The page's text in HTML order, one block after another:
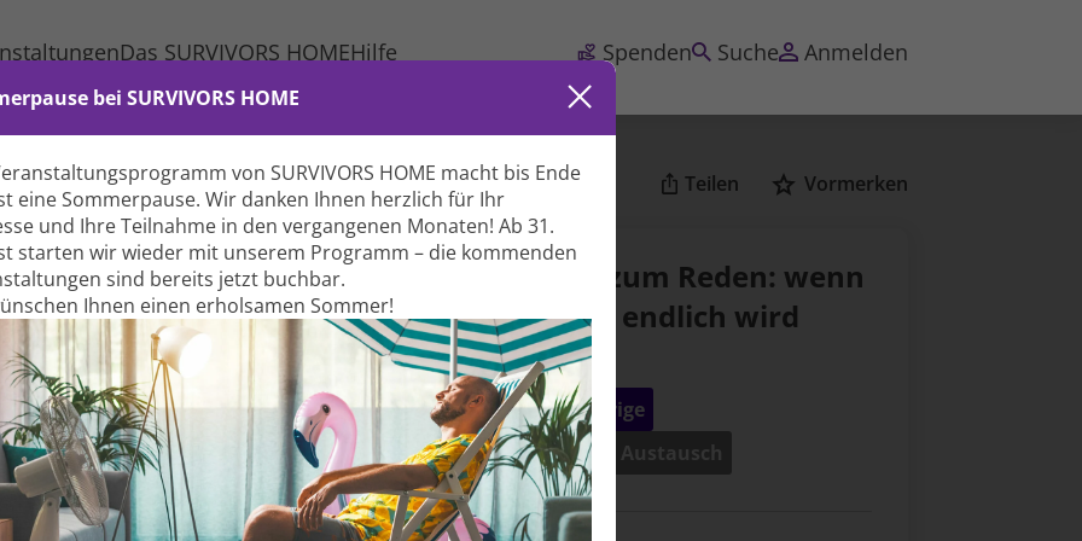
Das SURVIVORS HOMEHilfe Spenden Suche Anmelden
bei SURVIVORS HOME
von SURVIVORS HOME macht bis Ende
eine Sommer­pause. Wir danken Ihnen herzlich für Ihr
und Ihre Teil­nahme in den vergangenen Monaten! Ab 31.
starten wir wieder mit unserem Programm – die kommenden
sind bereits jetzt buchbar.
Ihnen einen erholsamen Sommer!
Teilen Vormerken
Räume zum Reden: wenn
der Weg endlich wird
(Folge)
Angehörige
Impuls & Austausch
Hinweis
Buchungen für Veranstaltungen bei SURVIVORS HOME
können nur von registrierten Gästen durchgeführt
werden.
Bitte melden Sie sich auf der nachfolgenden Seite an oder
registrieren Sie sich kostenlos.